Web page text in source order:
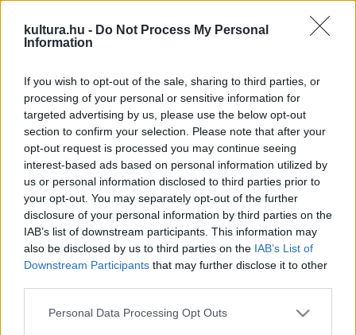
kultura.hu - Do Not Process My Personal
Information
If you wish to opt-out of the sale, sharing to third parties, or
processing of your personal or sensitive information for
targeted advertising by us, please use the below opt-out
section to confirm your selection. Please note that after your
opt-out request is processed you may continue seeing
interest-based ads based on personal information utilized by
us or personal information disclosed to third parties prior to
your opt-out. You may separately opt-out of the further
disclosure of your personal information by third parties on the
IAB’s list of downstream participants. This information may
also be disclosed by us to third parties on the IAB’s List of
Downstream Participants that may further disclose it to other
Please note that this website/app uses one or more Google
Personal Data Processing Opt Outs
készülA táncz című első magyar mozgókép fennmaradt
közreműködésével, valamint április 30-án délelőtt Dargay
AttilaSzafficímű rajzfilmje felújított változatának premierje
lesz a Kedd Stúdió forgalmazásában. A gyerekeket
filmrajzoló, képregény készítő és egyéb izgalmas
foglalkozások várják. A közelmúlt legnagyobb
közönségsikere, aKincsemis műsoron lesz, majd a magyar
filmművészet előtt tisztelegve az 1918-ban Garas Márton
rendezésében készült némafilmet,A tánczosnőt vetítik
Darvas Ferenc zongorakíséretével. Este 35 milliméteres
Németh Kristóf, Reviczky Gábor, Igó Éva és Lázár Kati